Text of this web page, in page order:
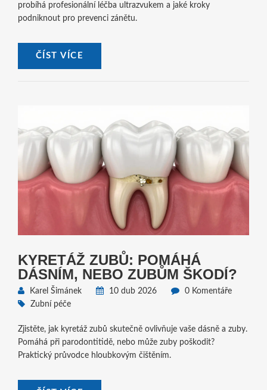
probíhá profesionální léčba ultrazvukem a jaké kroky
podniknout pro prevenci zánětu.
ČÍST VÍCE
KYRETÁŽ ZUBŮ: POMÁHÁ
DÁSNÍM, NEBO ZUBŮM ŠKODÍ?
Karel Šimánek 10 dub 2026
0 Komentáře
Zubní péče
Zjistěte, jak kyretáž zubů skutečně ovlivňuje vaše dásně a zuby.
Pomáhá při parodontitidě, nebo může zuby poškodit?
Praktický průvodce hloubkovým čištěním.